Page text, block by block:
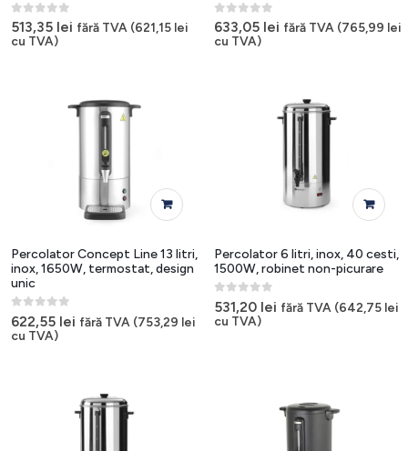
0out of 5
513,35 lei fără TVA (621,15 lei
cu TVA)
0out of 5
633,05 lei fără TVA (765,99 lei
cu TVA)
Percolator Concept Line 13 litri,
inox, 1650W, termostat, design
unic
0out of 5
622,55 lei fără TVA (753,29 lei
cu TVA)
Percolator 6 litri, inox, 40 cesti,
1500W, robinet non-picurare
0out of 5
531,20 lei fără TVA (642,75 lei
cu TVA)